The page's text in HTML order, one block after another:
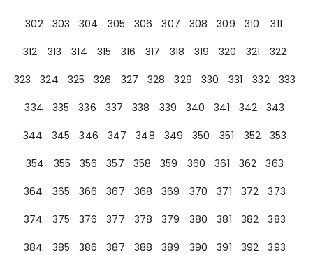
302
303 304 305 306 307 308 309 310
311
312
313 314 315 316 317 318 319 320 321
322
323
324 325 326 327 328 329 330 331 332
333
334
335 336 337 338 339 340 341 342
343
344
345 346 347 348 349 350 351 352
353
354
355 356 357 358 359 360 361 362
363
364
365 366 367 368 369 370 371 372
373
374
375 376 377 378 379 380 381 382
383
384
385 386 387 388 389 390 391 392
393